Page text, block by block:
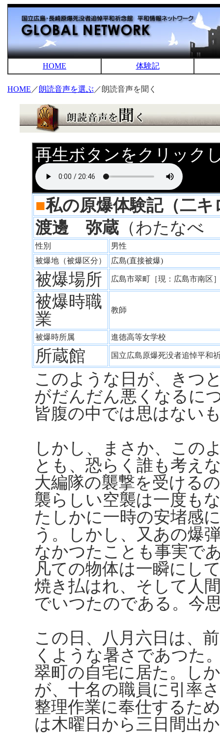
HOME 体験記
HOME ／朗読音声を選ぶ ／朗読音声を聞く
再生ボタンをクリック
■私の原爆体験記（二
渡邊 弥蔵 （わたな
性別
男性
被爆地（被爆区分）
広島(直接被爆)
被爆場所 広島市翠町［現：広島市南
被爆時職
業
教師
被爆時所属 進徳高等女学校
所蔵館 国立広島原爆死没者追悼平
このような日が、きつ
がだんだん悪くなるに
皆腹の中では思はない
しかし、まさか、この
とも、恐らく誰も考え
大編隊の襲撃を受ける
襲らしい空襲は一度も
たしかに一時の安堵感
う。しかし、又あの爆
なかつたことも事実で
凡ての物体は一瞬にし
焼き払はれ、そして人
でいつたのである。今
この日、八月六日は、
くような暑さであつた
翠町の自宅に居た。し
が、十名の職員に引率
整理作業に奉仕するた
は木曜日から三日間出